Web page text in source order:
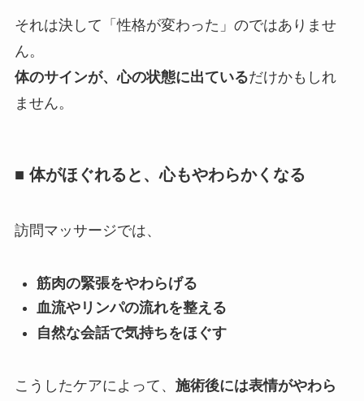
それは決して「性格が変わった」のではありませ
ん。
体のサインが、心の状態に出ているだけかもしれ
ません。
■ 体がほぐれると、心もやわらかくなる
訪問マッサージでは、
筋肉の緊張をやわらげる
血流やリンパの流れを整える
自然な会話で気持ちをほぐす
こうしたケアによって、 施術後には表情がやわら